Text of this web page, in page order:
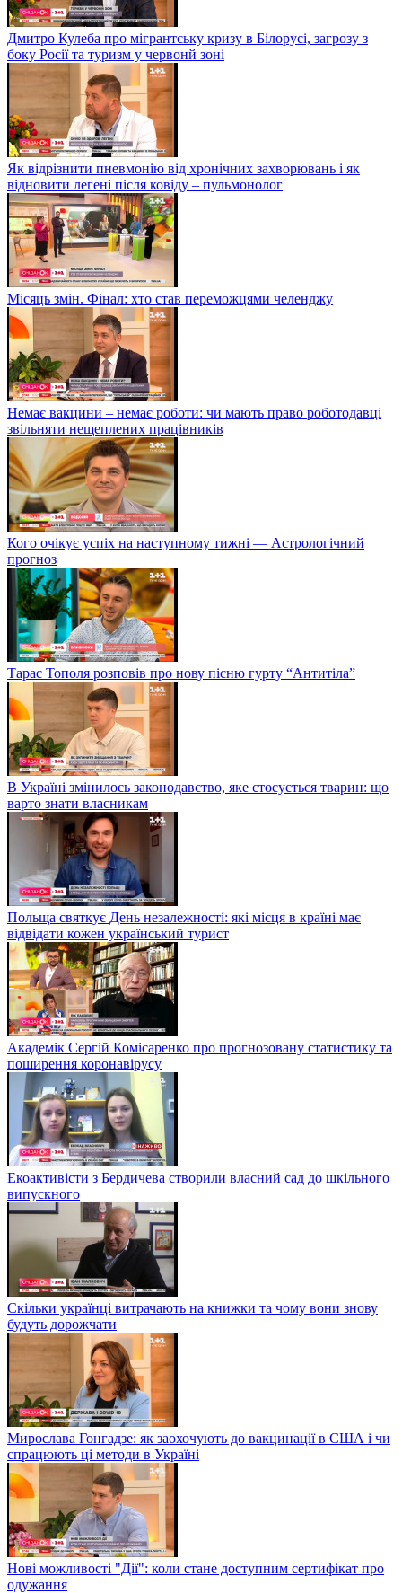
Дмитро Кулеба про мігрантську кризу в Білорусі, загрозу з
боку Росії та туризм у червонй зоні
Як відрізнити пневмонію від хронічних захворювань і як
відновити легені після ковіду – пульмонолог
Місяць змін. Фінал: хто став переможцями челенджу
Немає вакцини – немає роботи: чи мають право роботодавці
звільняти нещеплених працівників
Кого очікує успіх на наступному тижні — Астрологічний
прогноз
Тарас Тополя розповів про нову пісню гурту “Антитіла”
В Україні змінилось законодавство, яке стосується тварин: що
варто знати власникам
Польща святкує День незалежності: які місця в країні має
відвідати кожен український турист
Академік Сергій Комісаренко про прогнозовану статистику та
поширення коронавірусу
Екоактивісти з Бердичева створили власний сад до шкільного
випускного
Скільки українці витрачають на книжки та чому вони знову
будуть дорожчати
Мирослава Гонгадзе: як заохочують до вакцинації в США і чи
спрацюють ці методи в Україні
Нові можливості "Дії": коли стане доступним сертифікат про
одужання